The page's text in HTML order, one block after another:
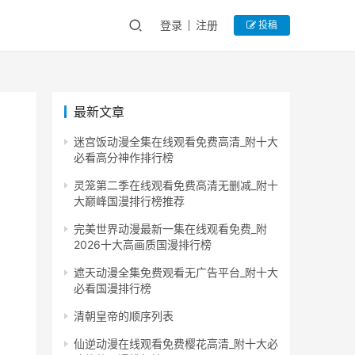
登录 注册 投稿
最新文章
迷宫饭动漫全集在线观看免费高清_附十大
必看高分神作排行榜
灵笼第二季在线观看免费高清无删减_附十
大巅峰国漫排行榜推荐
完美世界动漫最新一集在线观看免费_附
2026十大高画质国漫排行榜
遮天动漫全集免费观看无广告平台_附十大
必看国漫排行榜
清朝皇帝的顺序列表
仙逆动漫在线观看免费樱花高清_附十大必